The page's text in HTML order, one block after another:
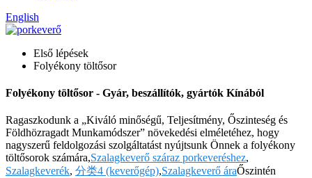
English
Első lépések
Folyékony töltősor
Folyékony töltősor - Gyár, beszállítók, gyártók Kínából
Ragaszkodunk a „Kiváló minőségű, Teljesítmény, Őszinteség és
Földhözragadt Munkamódszer” növekedési elméletéhez, hogy
nagyszerű feldolgozási szolgáltatást nyújtsunk Önnek a folyékony
töltősorok számára,Szalagkeverő száraz porkeveréshez,
Szalagkeverék, 分类4 (keverőgép),Szalagkeverő áraŐszintén